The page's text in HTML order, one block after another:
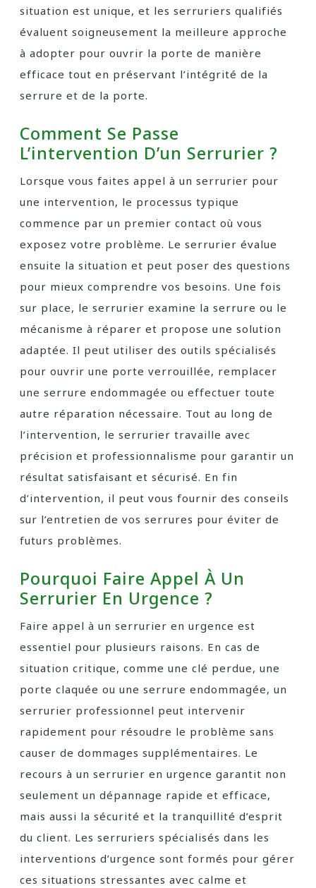
situation est unique, et les serruriers qualifiés
évaluent soigneusement la meilleure approche
à adopter pour ouvrir la porte de manière
efficace tout en préservant l’intégrité de la
serrure et de la porte.
Comment Se Passe
L’intervention D’un Serrurier ?
Lorsque vous faites appel à un serrurier pour
une intervention, le processus typique
commence par un premier contact où vous
exposez votre problème. Le serrurier évalue
ensuite la situation et peut poser des questions
pour mieux comprendre vos besoins. Une fois
sur place, le serrurier examine la serrure ou le
mécanisme à réparer et propose une solution
adaptée. Il peut utiliser des outils spécialisés
pour ouvrir une porte verrouillée, remplacer
une serrure endommagée ou effectuer toute
autre réparation nécessaire. Tout au long de
l’intervention, le serrurier travaille avec
précision et professionnalisme pour garantir un
résultat satisfaisant et sécurisé. En fin
d’intervention, il peut vous fournir des conseils
sur l’entretien de vos serrures pour éviter de
futurs problèmes.
Pourquoi Faire Appel À Un
Serrurier En Urgence ?
Faire appel à un serrurier en urgence est
essentiel pour plusieurs raisons. En cas de
situation critique, comme une clé perdue, une
porte claquée ou une serrure endommagée, un
serrurier professionnel peut intervenir
rapidement pour résoudre le problème sans
causer de dommages supplémentaires. Le
recours à un serrurier en urgence garantit non
seulement un dépannage rapide et efficace,
mais aussi la sécurité et la tranquillité d’esprit
du client. Les serruriers spécialisés dans les
interventions d’urgence sont formés pour gérer
ces situations stressantes avec calme et